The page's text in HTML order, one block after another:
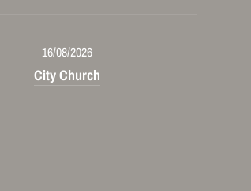
16/08/2026
City Church